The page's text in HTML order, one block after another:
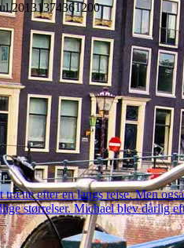
20131374361200
efter en langs rejse. Men
størrelser. Michael blev dårlig